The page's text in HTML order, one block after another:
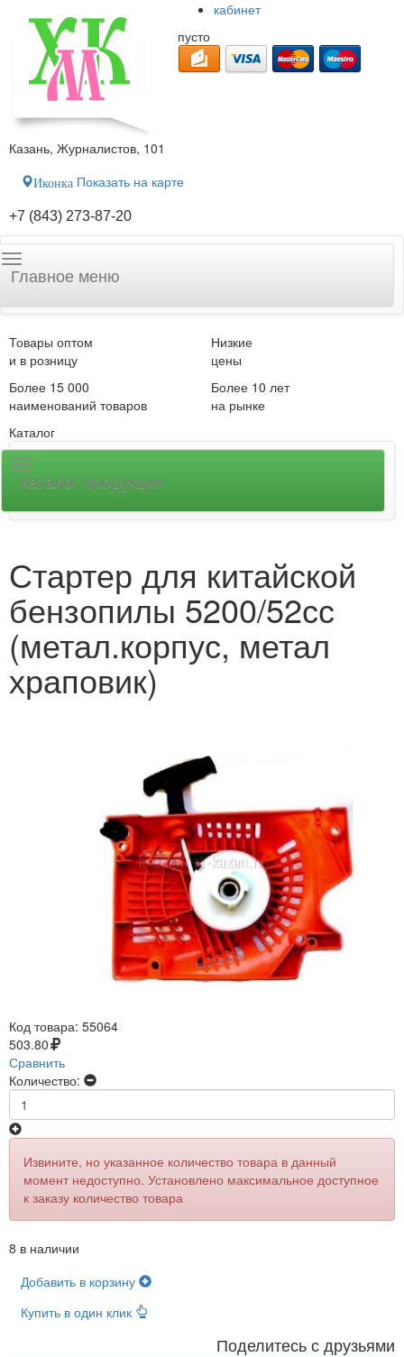
кабинет
пусто
Казань, Журналистов, 101
Иконка Показать на карте
+7 (843) 273-87-20
Главное меню
Товары оптом
и в розницу
Низкие
цены
Более 15 000
наименований товаров
Более 10 лет
на рынке
Каталог
Каталог продукции
Стартер для китайской
бензопилы 5200/52сс
(метал.корпус, метал
храповик)
Код товара: 55064
503.80
Сравнить
Количество:
Извините, но указанное количество товара в данный
момент недоступно. Установлено максимальное доступное
к заказу количество товара
8 в наличии
Добавить в корзину
Купить в один клик
Поделитесь с друзьями